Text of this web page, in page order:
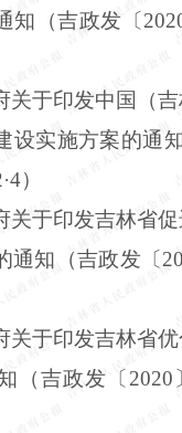
知（吉政发〔
关于印发中国（
设实施方案的通
·4）
关于印发吉林省
通知（吉政发〔
关于印发吉林省
（吉政发〔2020